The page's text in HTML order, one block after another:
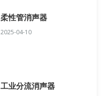
柔性管消声器
2025-04-10
工业分流消声器